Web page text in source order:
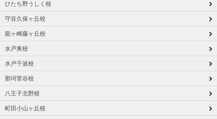
ひたち野うしく校
守谷久保ヶ丘校
龍ヶ崎藤ヶ丘校
水戸東校
水戸千波校
那珂菅谷校
八王子北野校
町田小山ヶ丘校